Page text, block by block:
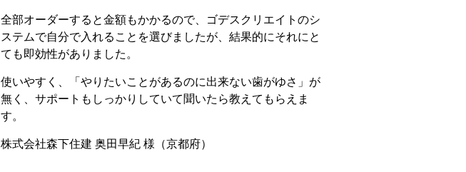
全部オーダーすると金額もかかるので、ゴデスクリエイトのシ
ステムで自分で入れることを選びましたが、結果的にそれにと
ても即効性がありました。
使いやすく、「やりたいことがあるのに出来ない歯がゆさ」が
無く、サポートもしっかりしていて聞いたら教えてもらえま
す。
株式会社森下住建 奥田早紀 様（京都府）